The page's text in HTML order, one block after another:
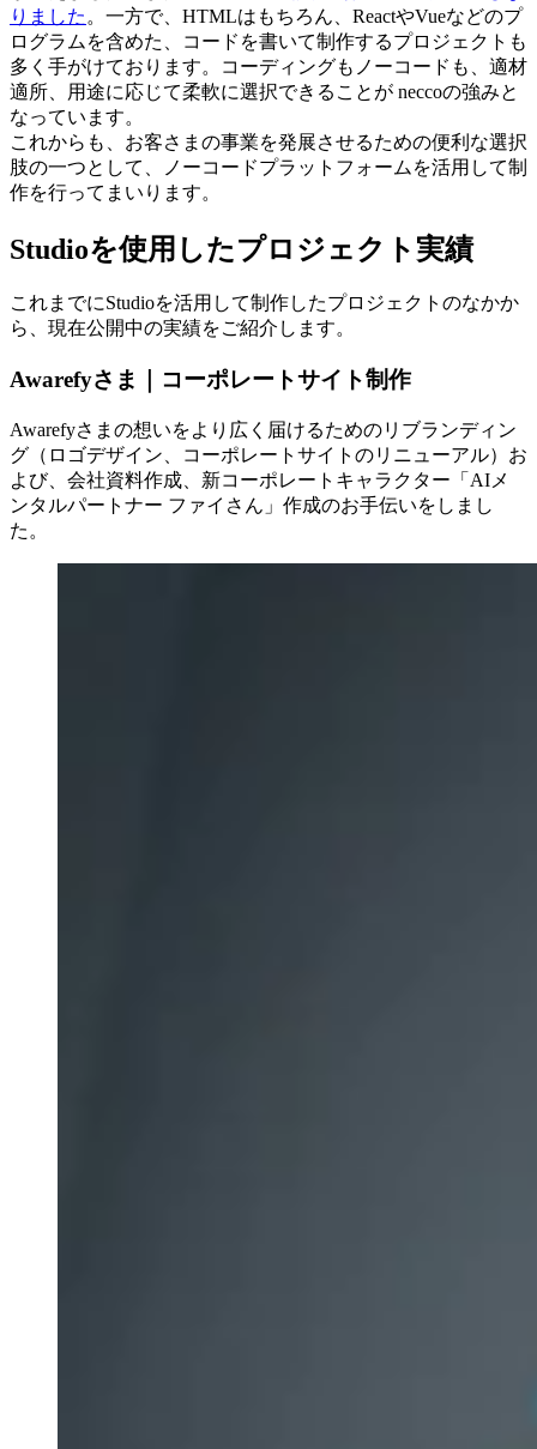
りました 。一方で、HTMLはもちろん、ReactやVueなどのプ
ログラムを含めた、コードを書いて制作するプロジェクトも
多く手がけております。コーディングもノーコードも、適材
適所、用途に応じて柔軟に選択できることが neccoの強みと
なっています。
これからも、お客さまの事業を発展させるための便利な選択
肢の一つとして、ノーコードプラットフォームを活用して制
作を行ってまいります。
Studioを使用したプロジェクト実績
これまでにStudioを活用して制作したプロジェクトのなかか
ら、現在公開中の実績をご紹介します。
Awarefyさま｜コーポレートサイト制作
Awarefyさまの想いをより広く届けるためのリブランディン
グ（ロゴデザイン、コーポレートサイトのリニューアル）お
よび、会社資料作成、新コーポレートキャラクター「AIメ
ンタルパートナー ファイさん」作成のお手伝いをしまし
た。